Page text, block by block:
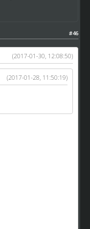
#46
(2017-01-30, 12:08:50)
(2017-01-28, 11:50:19)